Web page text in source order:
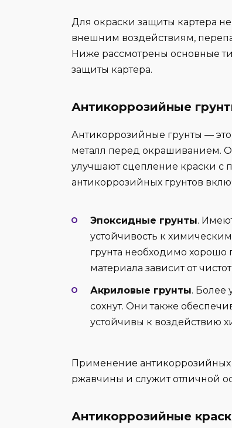
Для окраски защиты картера
внешним воздействиям,
Ниже рассмотрены основные
защиты картера.
Антикоррозийные
Антикоррозийные грунты —
металл перед окрашиванием.
улучшают сцепление краски с
антикоррозийных грунтов
Эпоксидные грунты.
устойчивость к
грунта необходимо хорошо
материала зависит от
Акриловые грунты. Более
сохнут. Они также
устойчивы к воздействию
Применение антикоррозийных
ржавчины и служит отличной
Антикоррозийные